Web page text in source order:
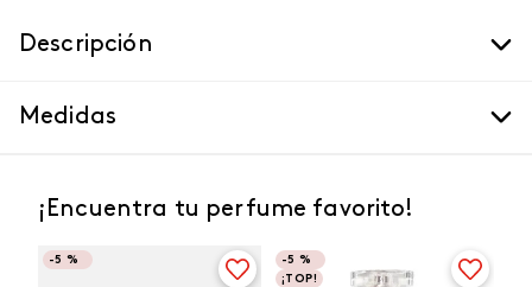
Descripción
Medidas
¡Encuentra tu perfume favorito!
-5 % -5 %
¡TOP!